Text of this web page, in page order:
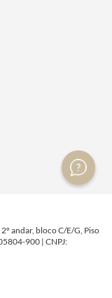
andar, bloco C/E/G, Piso
900 | CNPJ: